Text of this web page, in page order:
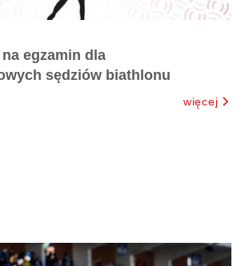
egzamin dla
sędziów biathlonu
więcej